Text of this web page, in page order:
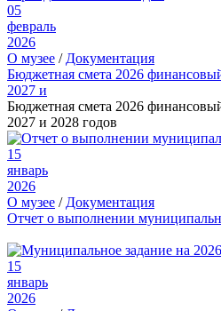
05
февраль
2026
О музее / Документация
Бюджетная смета 2026
2027 и
Бюджетная смета 2026
2027 и 2028 годов
15
январь
2026
О музее / Документация
Отчет о выполнении
15
январь
2026